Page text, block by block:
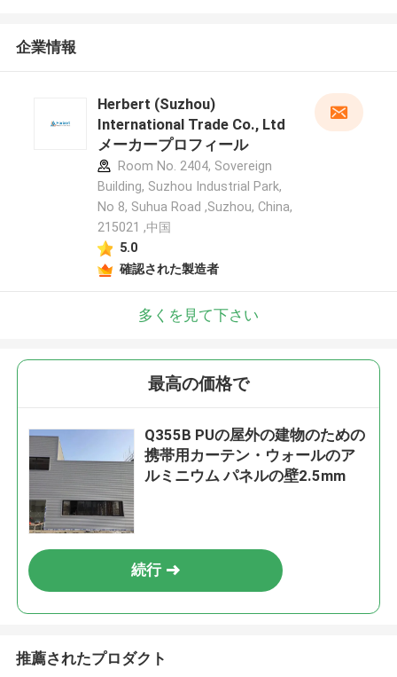
企業情報
Herbert (Suzhou)
International Trade Co., Ltd
メーカープロフィール
Room No. 2404, Sovereign
Building, Suzhou Industrial Park,
No 8, Suhua Road ,Suzhou, China,
215021 ,中国
5.0
確認された製造者
多くを見て下さい
最高の価格で
Q355B PUの屋外の建物のための
携帯用カーテン・ウォールのア
ルミニウム パネルの壁2.5mm
続行
推薦されたプロダクト